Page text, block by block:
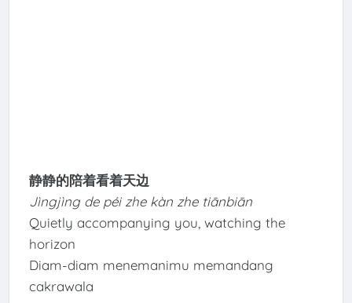
静静的陪着看着天边
Jìngjìng de péi zhe kàn zhe tiānbiān
Quietly accompanying you, watching the
horizon
Diam-diam menemanimu memandang
cakrawala